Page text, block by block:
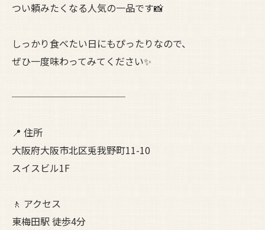
つい頼みたくなる人気の一品です📸
しっかり食べたい日にもぴったりなので、
ぜひ一度味わってみてください✨
────────────
📍 住所
大阪府大阪市北区兎我野町11-10
スイスビル1F
🚶 アクセス
東梅田駅 徒歩4分